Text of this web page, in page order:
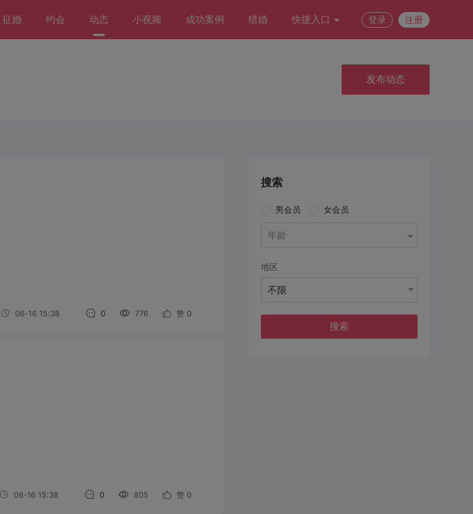
征婚 约会 动态 小视频 成功案例 猎婚 快捷入口 登录 注册
发布动态
06-16 15:38 0 776 赞 0
06-16 15:38 0 805 赞 0
搜索
男会员 女会员
年龄
地区
不限
搜索